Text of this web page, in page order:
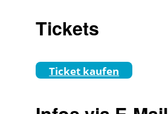
Tickets
Ticket kaufen